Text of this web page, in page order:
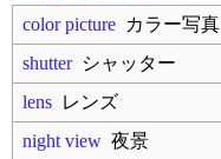
color picture カラー写真
shutterシャッター
lens レンズ
night view 夜景